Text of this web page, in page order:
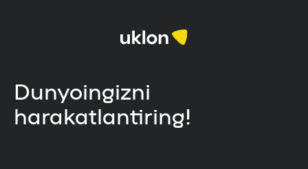
Dunyoingizni
harakatlantiring!